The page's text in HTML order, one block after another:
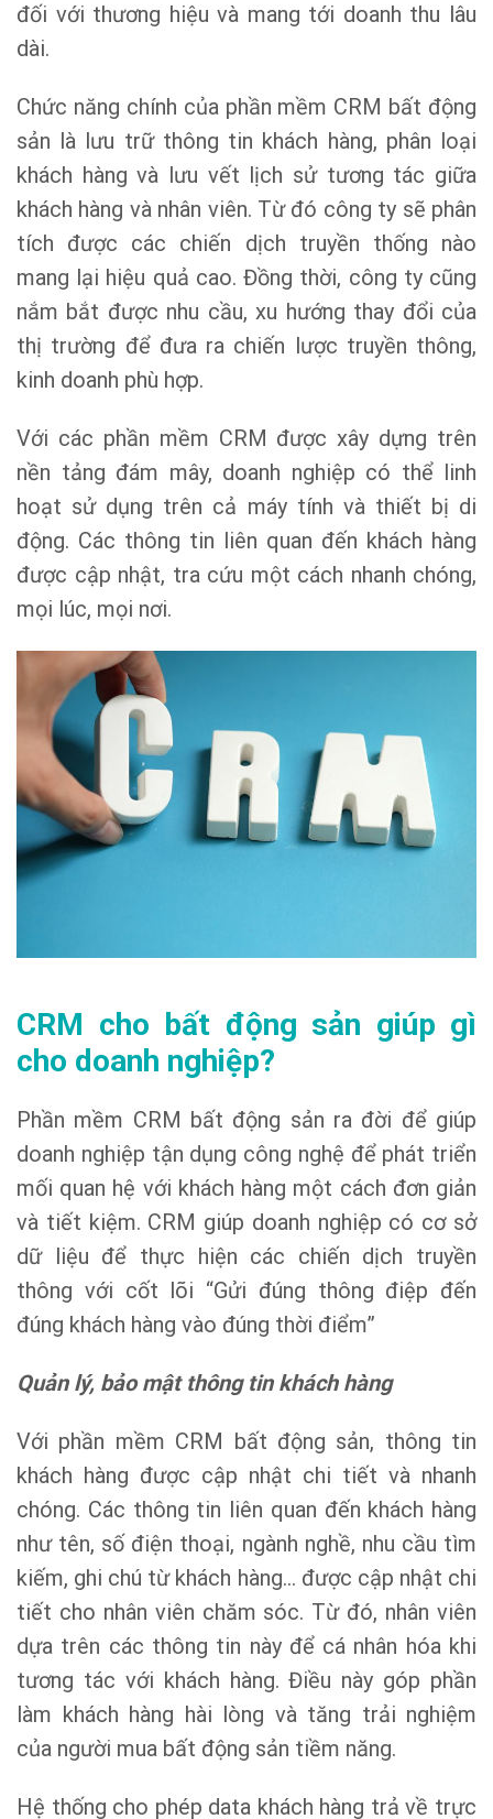
đối với thương hiệu và mang tới doanh thu lâu
dài.
Chức năng chính của phần mềm CRM bất động
sản là lưu trữ thông tin khách hàng, phân loại
khách hàng và lưu vết lịch sử tương tác giữa
khách hàng và nhân viên. Từ đó công ty sẽ phân
tích được các chiến dịch truyền thống nào
mang lại hiệu quả cao. Đồng thời, công ty cũng
nắm bắt được nhu cầu, xu hướng thay đổi của
thị trường để đưa ra chiến lược truyền thông,
kinh doanh phù hợp.
Với các phần mềm CRM được xây dựng trên
nền tảng đám mây, doanh nghiệp có thể linh
hoạt sử dụng trên cả máy tính và thiết bị di
động. Các thông tin liên quan đến khách hàng
được cập nhật, tra cứu một cách nhanh chóng,
mọi lúc, mọi nơi.
CRM cho bất động sản giúp gì
cho doanh nghiệp?
Phần mềm CRM bất động sản ra đời để giúp
doanh nghiệp tận dụng công nghệ để phát triển
mối quan hệ với khách hàng một cách đơn giản
và tiết kiệm. CRM giúp doanh nghiệp có cơ sở
dữ liệu để thực hiện các chiến dịch truyền
thông với cốt lõi “Gửi đúng thông điệp đến
đúng khách hàng vào đúng thời điểm”
Quản lý, bảo mật thông tin khách hàng
Với phần mềm CRM bất động sản, thông tin
khách hàng được cập nhật chi tiết và nhanh
chóng. Các thông tin liên quan đến khách hàng
như tên, số điện thoại, ngành nghề, nhu cầu tìm
kiếm, ghi chú từ khách hàng… được cập nhật chi
tiết cho nhân viên chăm sóc. Từ đó, nhân viên
dựa trên các thông tin này để cá nhân hóa khi
tương tác với khách hàng. Điều này góp phần
làm khách hàng hài lòng và tăng trải nghiệm
của người mua bất động sản tiềm năng.
Hệ thống cho phép data khách hàng trả về trực